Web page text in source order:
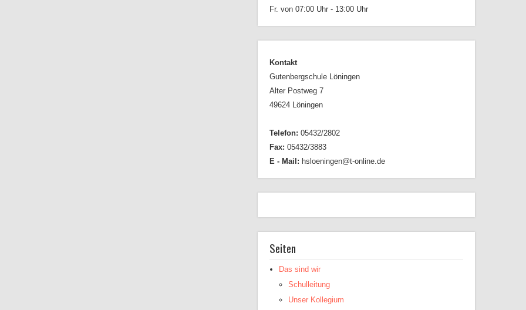
Fr. von 07:00 Uhr - 13:00 Uhr
Kontakt
Gutenbergschule Löningen
Alter Postweg 7
49624 Löningen
Telefon: 05432/2802
Fax: 05432/3883
E - Mail: hsloeningen@t-online.de
Seiten
Das sind wir
Schulleitung
Unser Kollegium